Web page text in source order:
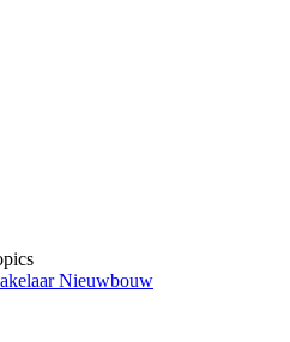
Nieuwbouw